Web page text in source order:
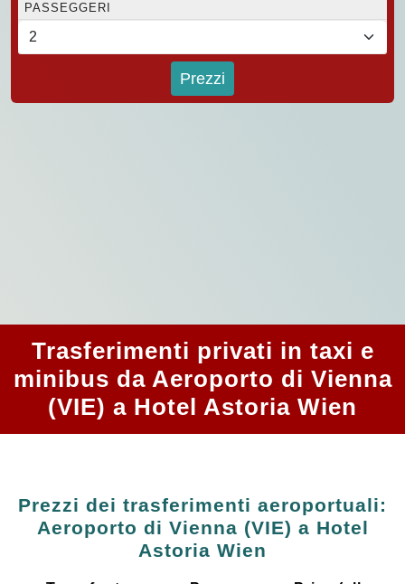
PASSEGGERI
Prezzi
Trasferimenti privati in taxi e
minibus da Aeroporto di Vienna
(VIE) a Hotel Astoria Wien
Prezzi dei trasferimenti aeroportuali:
Aeroporto di Vienna (VIE) a Hotel
Astoria Wien